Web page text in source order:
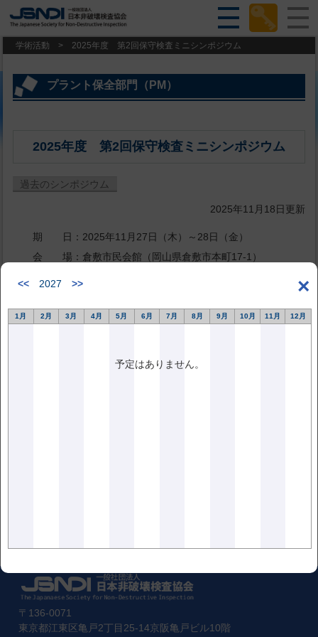
学術活動 > 2025年度 第2回保守検査ミニシンポジウム
×
<< 2027 >>
1月 2月 3月 4月 5月 6月 7月 8月 9月 10月 11月 12月
予定はありません。
プラント保全部門（PM）
2025年度 第2回保守検査ミニシンポジウム
過去のシンポジウム
2025年11月18日更新
期 日：2025年11月27日（木）～28日（金）
会 場：倉敷市民会館（岡山県倉敷市本町17-1）
プログラム
〒136-0071
東京都江東区亀戸2丁目25-14京阪亀戸ビル10階